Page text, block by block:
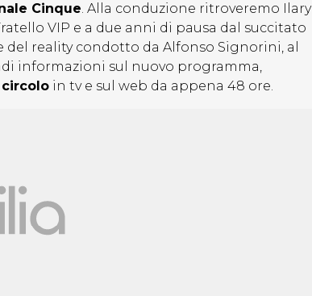
Cinque. Alla conduzione ritroveremo Ilary
VIP e a due anni di pausa dal succitato
del reality condotto da Alfonso Signorini, al
informazioni sul nuovo programma,
in tv e sul web da appena 48 ore.